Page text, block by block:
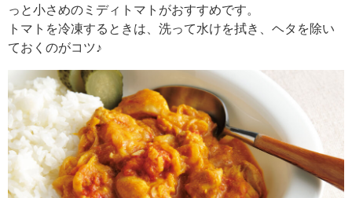
デ
ュ
シ
ョ
ナ
ル
「
み
ん
な
っと小さめのミディトマトがおすすめです。
トマトを冷凍するときは、洗って水けを拭き、ヘタを除い
ておくのがコツ♪